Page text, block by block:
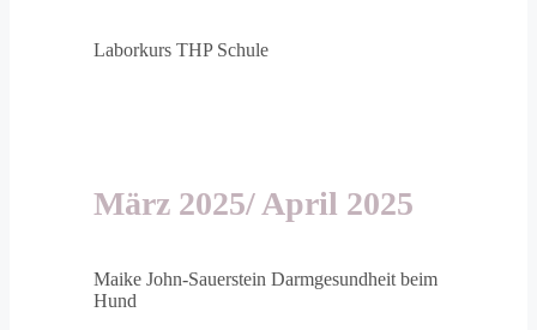
Laborkurs THP Schule
März 2025/ April 2025
Maike John-Sauerstein Darmgesundheit beim
Hund